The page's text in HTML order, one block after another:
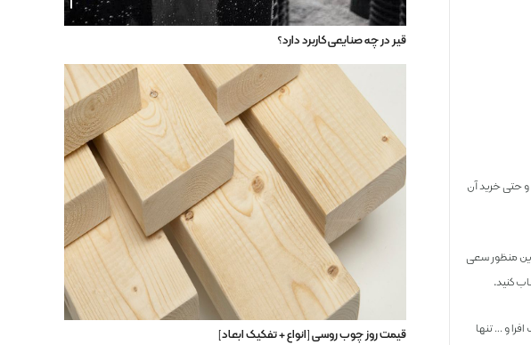
حتی خرید آن
منظور سعی
کنید.
و … تنها
قیر در چه صنایعی کاربرد دارد؟
قیمت روز چوب روسی [انواع + تفکیک ابعاد]